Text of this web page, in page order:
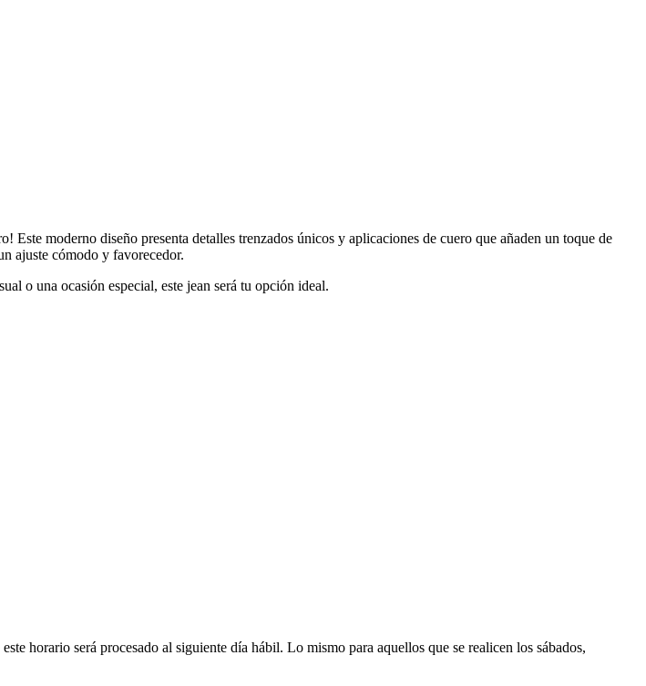
moderno diseño presenta detalles trenzados únicos y aplicaciones de cuero que añaden un toque de
ajuste cómodo y favorecedor.
o una ocasión especial, este jean será tu opción ideal.
horario será procesado al siguiente día hábil. Lo mismo para aquellos que se realicen los sábados,